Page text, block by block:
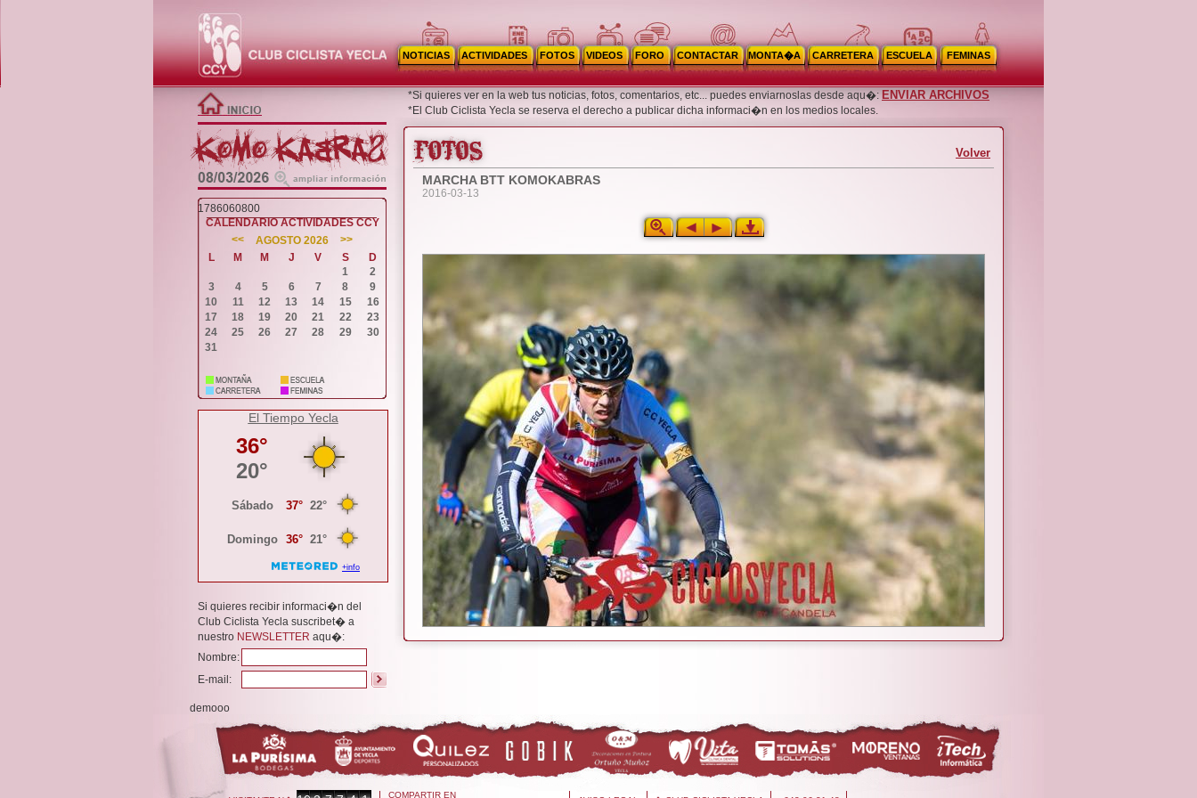
NOTICIAS ACTIVIDADES FOTOS VIDEOS FORO CONTACTAR MONTA�A CARRETERA ESCUELA FEMINAS
*Si quieres ver en la web tus noticias, fotos, comentarios, etc... puedes enviarnoslas desde aqu�: ENVIAR ARCHIVOS
*El Club Ciclista Yecla se reserva el derecho a publicar dicha informaci�n en los medios locales.
1786060800
CALENDARIO ACTIVIDADES CCY
<<
AGOSTO 2026
>>
L
M M J V S
D
1
2
3
4 5 6 7 8
9
10
11 12 13 14 15
16
17
18 19 20 21 22
23
24
25 26 27 28 29
30
31
El Tiempo Yecla
Si quieres recibir informaci�n del
Club Ciclista Yecla suscribet� a
nuestro NEWSLETTER aqu�:
Nombre:
E-mail:
demooo
Volver
MARCHA BTT KOMOKABRAS
2016-03-13
COMPARTIR EN